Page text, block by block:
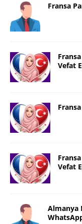
Fransa
Vefat
Vefat
Almanya